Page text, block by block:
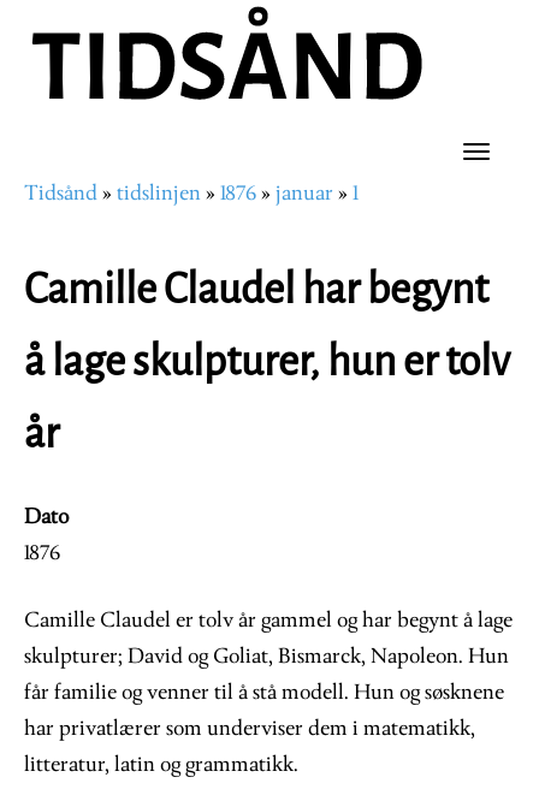
hovedinnhold
Toggle
Navigasjonssti
Tidsånd tidslinjen 1876 januar 1
Camille Claudel har begynt
å lage skulpturer, hun er tolv
år
Dato
1876
Camille Claudel er tolv år gammel og har begynt å lage
skulpturer; David og Goliat, Bismarck, Napoleon. Hun
får familie og venner til å stå modell. Hun og søsknene
har privatlærer som underviser dem i matematikk,
litteratur, latin og grammatikk.